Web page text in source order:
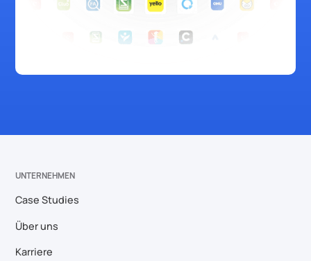
UNTERNEHMEN
Case Studies
Über uns
Karriere